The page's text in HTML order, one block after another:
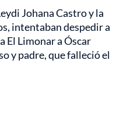
Johana Castro y la
intentaban despedir a
El Limonar a Óscar
y padre, que falleció el